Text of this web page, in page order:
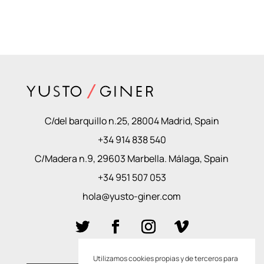
C/del barquillo n.25, 28004 Madrid, Spain
+34 914 838 540
C/Madera n.9, 29603 Marbella. Málaga, Spain
+34 951 507 053
hola@yusto-giner.com
Utilizamos cookies propias y de terceros para